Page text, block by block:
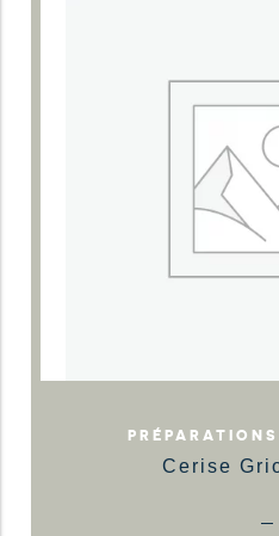
Cerise